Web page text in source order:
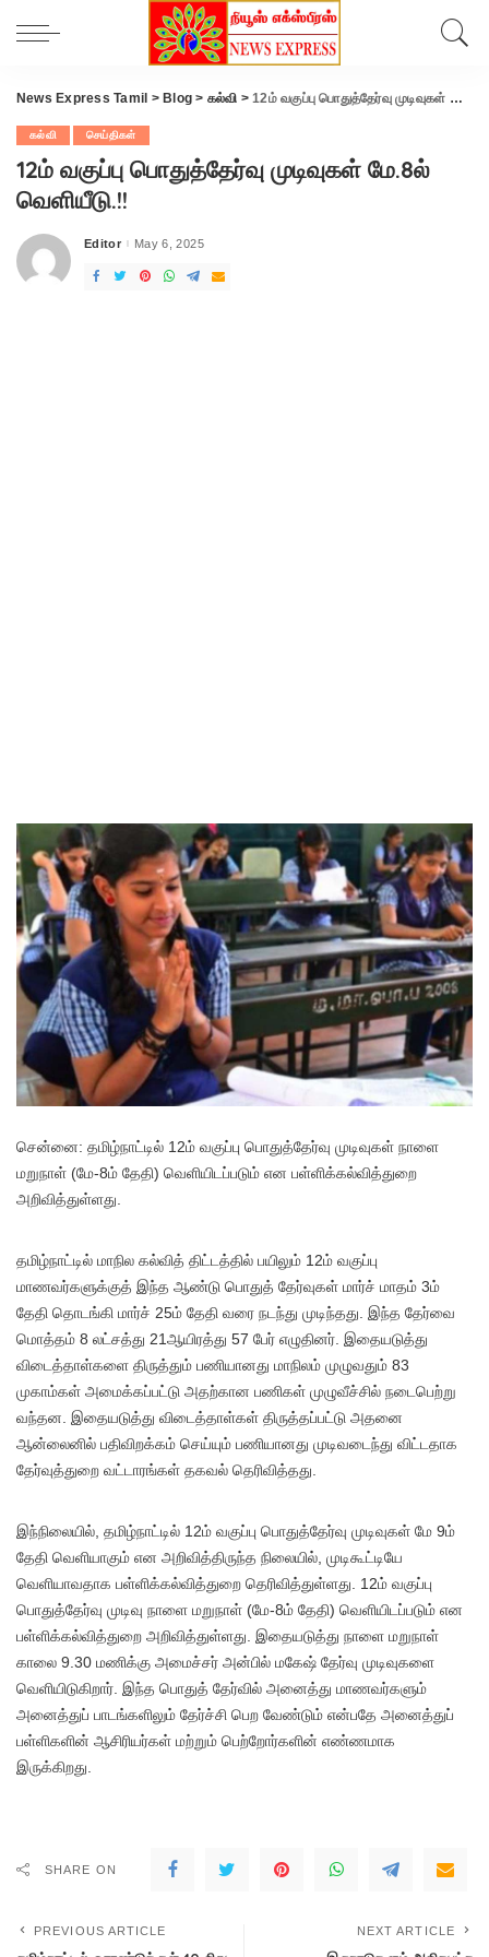
News Express Tamil > Blog > கல்வி >12ம் வகுப்பு பொதுத்தேர்வு முடிவுகள் மே.8ல் வெளியீடு.!!
கல்வி செய்திகள்
12ம் வகுப்பு பொதுத்தேர்வு முடிவுகள் மே.8ல்
வெளியீடு.!!
Posted
Editor May 6, 2025
சென்னை: தமிழ்நாட்டில் 12ம் வகுப்பு பொதுத்தேர்வு முடிவுகள் நாளை
மறுநாள் (மே-8ம் தேதி) வெளியிடப்படும் என பள்ளிக்கல்வித்துறை
அறிவித்துள்ளது.
தமிழ்நாட்டில் மாநில கல்வித் திட்டத்தில் பயிலும் 12ம் வகுப்பு
மாணவர்களுக்குத் இந்த ஆண்டு பொதுத் தேர்வுகள் மார்ச் மாதம் 3ம்
தேதி தொடங்கி மார்ச் 25ம் தேதி வரை நடந்து முடிந்தது. இந்த தேர்வை
மொத்தம் 8 லட்சத்து 21ஆயிரத்து 57 பேர் எழுதினர். இதையடுத்து
விடைத்தாள்களை திருத்தும் பணியானது மாநிலம் முழுவதும் 83
முகாம்கள் அமைக்கப்பட்டு அதற்கான பணிகள் முழுவீச்சில் நடைபெற்று
வந்தன. இதையடுத்து விடைத்தாள்கள் திருத்தப்பட்டு அதனை
ஆன்லைனில் பதிவிறக்கம் செய்யும் பணியானது முடிவடைந்து விட்டதாக
தேர்வுத்துறை வட்டாரங்கள் தகவல் தெரிவித்தது.
இந்நிலையில், தமிழ்நாட்டில் 12ம் வகுப்பு பொதுத்தேர்வு முடிவுகள் மே 9ம்
தேதி வெளியாகும் என அறிவித்திருந்த நிலையில், முடிகூட்டியே
வெளியாவதாக பள்ளிக்கல்வித்துறை தெரிவித்துள்ளது. 12ம் வகுப்பு
பொதுத்தேர்வு முடிவு நாளை மறுநாள் (மே-8ம் தேதி) வெளியிடப்படும் என
பள்ளிக்கல்வித்துறை அறிவித்துள்ளது. இதையடுத்து நாளை மறுநாள்
காலை 9.30 மணிக்கு அமைச்சர் அன்பில் மகேஷ் தேர்வு முடிவுகளை
வெளியிடுகிறார். இந்த பொதுத் தேர்வில் அனைத்து மாணவர்களும்
அனைத்துப் பாடங்களிலும் தேர்ச்சி பெற வேண்டும் என்பதே அனைத்துப்
பள்ளிகளின் ஆசிரியர்கள் மற்றும் பெற்றோர்களின் எண்ணமாக
இருக்கிறது.
SHARE ON
PREVIOUS ARTICLE NEXT ARTICLE